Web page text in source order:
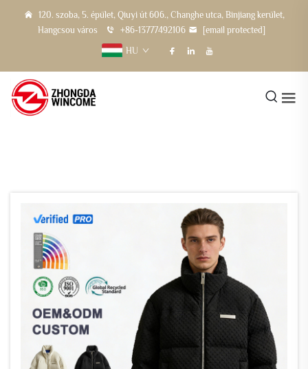
120. szoba, 5. épület, Qiuyi út 606., Changhe utca, Binjiang kerület,
Hangcsou város
+86-13777492106
[email protected]
HU